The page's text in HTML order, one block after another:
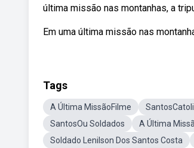
última missão nas montanhas, a
Em uma última missão nas
Tags
A Última MissãoFilme
SantosOu Soldados
A Última
Soldado Lenilson Dos Santos Costa